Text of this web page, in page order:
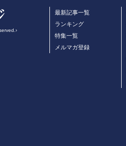
最新記事一覧
ランキング
特集一覧
メルマガ登録